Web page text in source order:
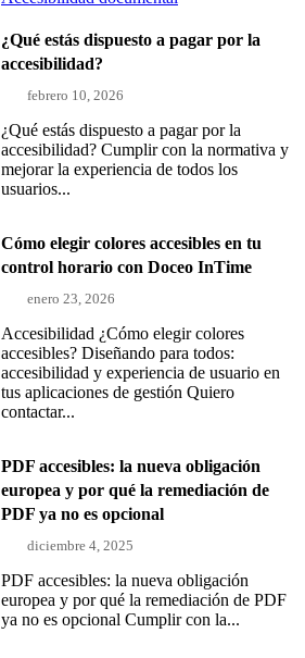
¿Qué estás dispuesto a pagar por la
accesibilidad?
febrero 10, 2026
¿Qué estás dispuesto a pagar por la
accesibilidad? Cumplir con la normativa y
mejorar la experiencia de todos los
usuarios...
Cómo elegir colores accesibles en tu
control horario con Doceo InTime
enero 23, 2026
Accesibilidad ¿Cómo elegir colores
accesibles? Diseñando para todos:
accesibilidad y experiencia de usuario en
tus aplicaciones de gestión Quiero
contactar...
PDF accesibles: la nueva obligación
europea y por qué la remediación de
PDF ya no es opcional
diciembre 4, 2025
PDF accesibles: la nueva obligación
europea y por qué la remediación de PDF
ya no es opcional Cumplir con la...